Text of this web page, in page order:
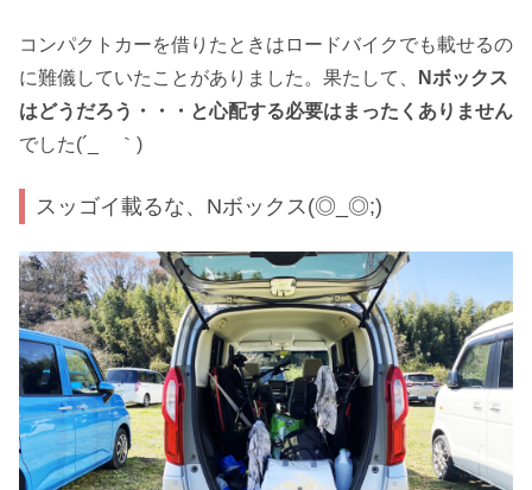
コンパクトカーを借りたときはロードバイクでも載せるの
に難儀していたことがありました。果たして、
Nボックス
はどうだろう・・・と心配する必要はまったくありません
でした(´_ゝ｀)
スッゴイ載るな、Nボックス(◎_◎;)